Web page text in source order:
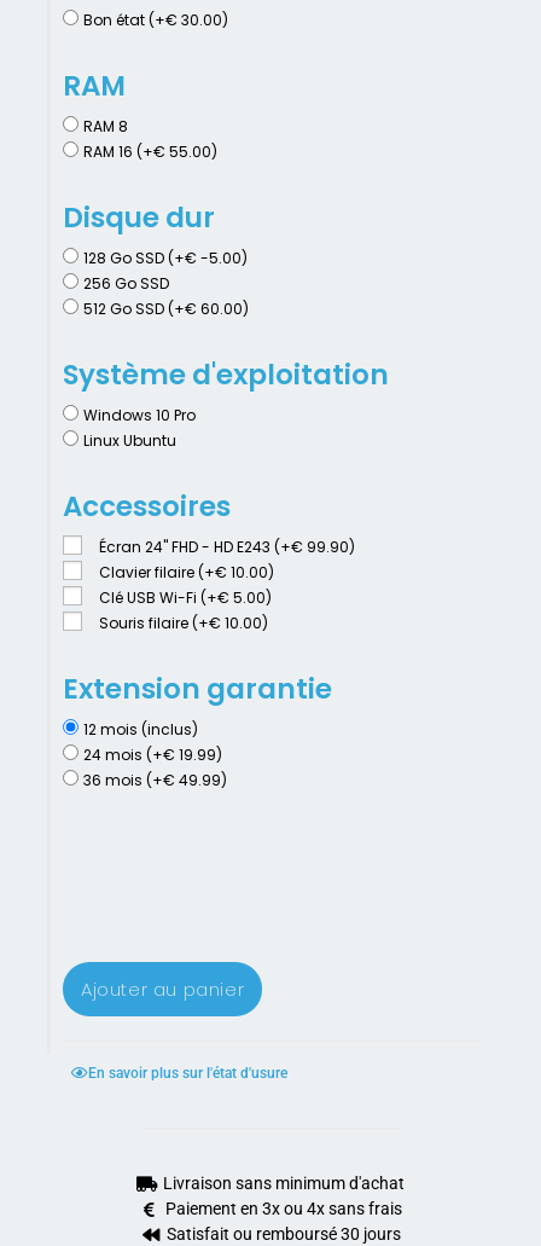
Bon état (+€ 30.00)
RAM
RAM 8
RAM 16 (+€ 55.00)
Disque dur
128 Go SSD (+€ -5.00)
256 Go SSD
512 Go SSD (+€ 60.00)
Système d'exploitation
Windows 10 Pro
Linux Ubuntu
Accessoires
Écran 24" FHD - HD E243 (+€ 99.90)
Clavier filaire (+€ 10.00)
Clé USB Wi-Fi (+€ 5.00)
Souris filaire (+€ 10.00)
Extension garantie
12 mois (inclus)
24 mois (+€ 19.99)
36 mois (+€ 49.99)
Ajouter au panier
En savoir plus sur l'état d'usure
Livraison sans minimum d'achat
Paiement en 3x ou 4x sans frais
Satisfait ou remboursé 30 jours